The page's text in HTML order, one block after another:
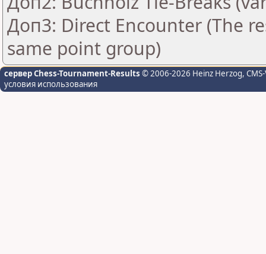
Доп3: Direct Encounter (The
same point group)
сервер Chess-Tournament-Results © 2006-2026 Heinz Herzog,
условия использования